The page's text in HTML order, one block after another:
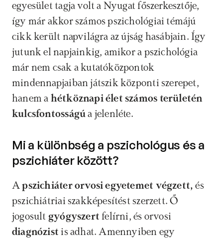
egyesület tagja volt a Nyugat főszerkesztője,
így már akkor számos pszichológiai témájú
cikk került napvilágra az újság hasábjain. Így
jutunk el napjainkig, amikor a pszichológia
már nem csak a kutatóközpontok
mindennapjaiban játszik központi szerepet,
hanem a hétköznapi élet számos területén
kulcsfontosságú a jelenléte.
Mi a különbség a pszichológus és a
pszichiáter között?
A pszichiáter orvosi egyetemet végzett, és
pszichiátriai szakképesítést szerzett. Ő
jogosult gyógyszert
felírni, és orvosi
diagnózist is adhat. Amennyiben egy